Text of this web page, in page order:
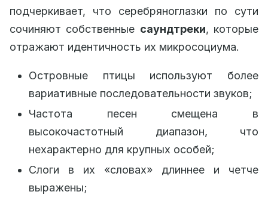
подчеркивает, что серебряноглазки по сути
сочиняют собственные саундтреки, которые
отражают идентичность их микросоциума.
Островные птицы используют более
вариативные последовательности звуков;
Частота песен смещена в
высокочастотный диапазон, что
нехарактерно для крупных особей;
Слоги в их «словах» длиннее и четче
выражены;